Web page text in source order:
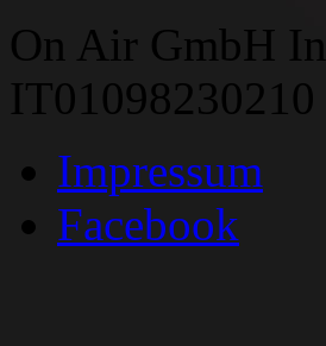
On Air GmbH
IT01098230210
Impressum
Facebook